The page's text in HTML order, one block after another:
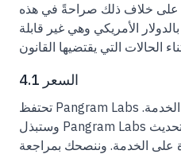
على خلاف ذلك صراحةً في هذه
الأمريكي وهي غير قابلة
4.1 السعر
تحتفظ Pangram Labs بالحق في تحديد أسعار الخدمة.
وستبذل Pangram Labs جهودًا معقولة للحفاظ على تحديث
على الخدمة. وننصحك بمراجعة